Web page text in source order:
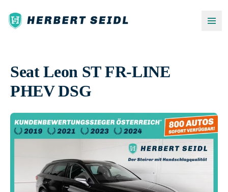
Seat Leon ST FR-LINE
PHEV DSG